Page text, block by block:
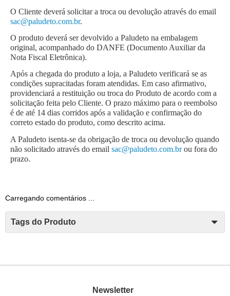
sac@paludeto.com.br.
O produto deverá ser devolvido a Paludeto na embalagem
original, acompanhado do DANFE (Documento Auxiliar da
Nota Fiscal Eletrônica).
Após a chegada do produto a loja, a Paludeto verificará se as
condições supracitadas foram atendidas. Em caso afirmativo,
providenciará a restituição ou troca do Produto de acordo com a
solicitação feita pelo Cliente. O prazo máximo para o reembolso
é de até 14 dias corridos após a validação e confirmação do
correto estado do produto, como descrito acima.
A Paludeto isenta-se da obrigação de troca ou devolução quando
não solicitado através do email sac@paludeto.com.br ou fora do
prazo.
Carregando comentários ...
Tags do Produto
Newsletter